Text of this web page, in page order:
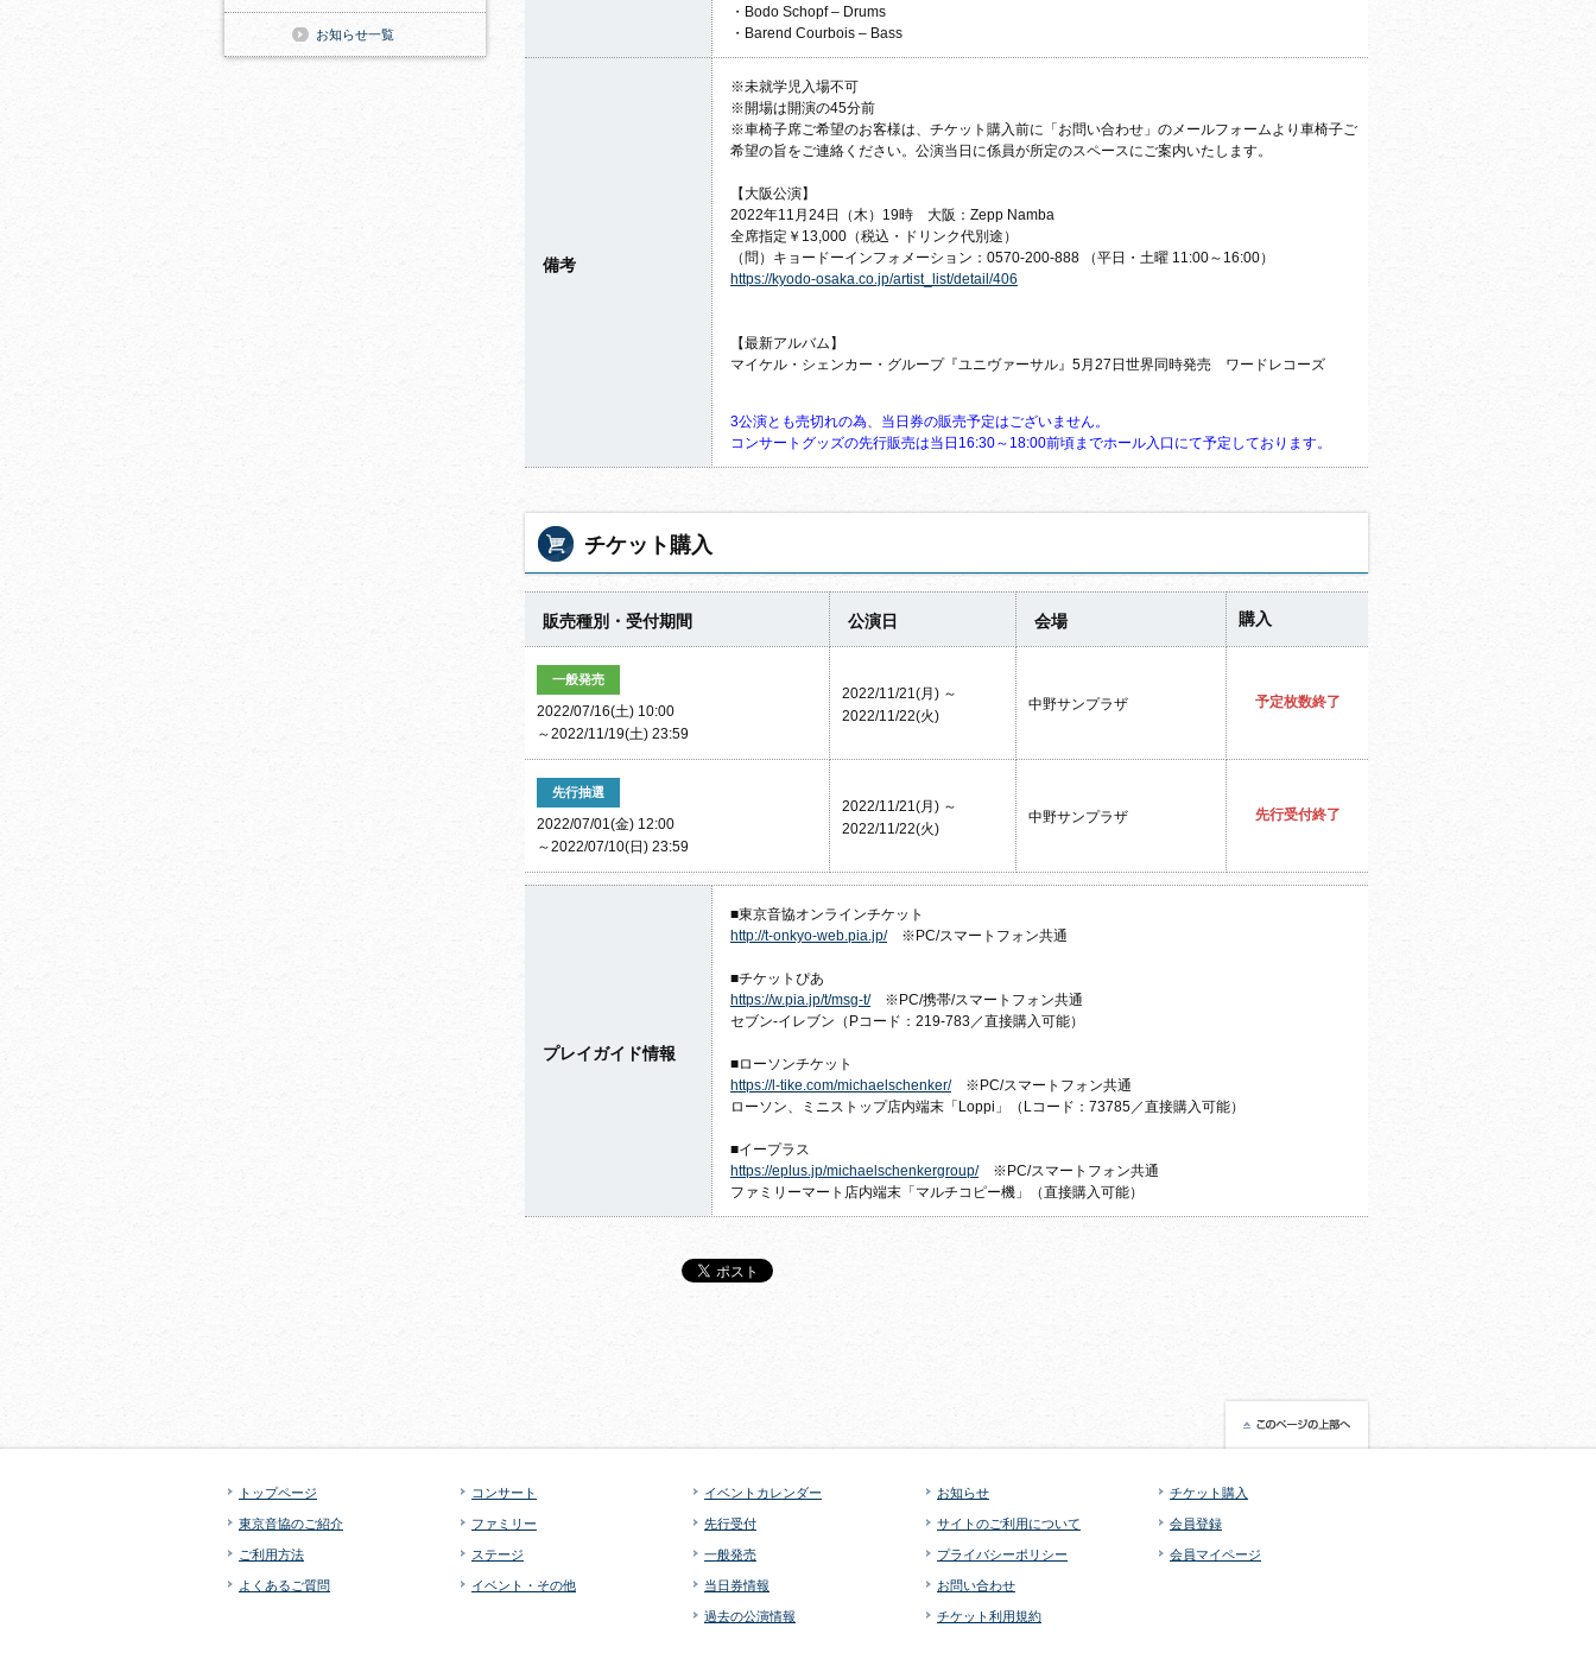
・Bodo Schopf – Drums
・Barend Courbois – Bass
備考
※未就学児入場不可
※開場は開演の45分前
※車椅子席ご希望のお客様は、チケット購入前に「お問い合わせ」 のメールフォームより車椅子ご
希望の旨をご連絡ください。公演当日に係員が所定のスペースにご案内いたします。
【大阪公演】
2022年11月24日（木）19時 大阪：Zepp Namba
全席指定￥13,000（税込・ドリンク代別途）
（問）キョードーインフォメーション：0570-200-888 （平日・土曜 11:00～16:00）
https://kyodo-osaka.co.jp/artist_list/detail/406
【最新アルバム】
マイケル・シェンカー・グループ『ユニヴァーサル』 5月27日世界同時発売 ワードレコーズ
3公演とも売切れの為、当日券の販売予定はございません。
コンサートグッズの先行販売は当日16:30～18:00前頃までホール入口にて予定しております。
チケット購入
販売種別・受付期間 公演日 会場 購入
一般発売
2022/07/16(土) 10:00
～2022/11/19(土) 23:59
2022/11/21(月) ～
2022/11/22(火)
中野サンプラザ 予定枚数終了
先行抽選
2022/07/01(金) 12:00
～2022/07/10(日) 23:59
2022/11/21(月) ～
2022/11/22(火)
中野サンプラザ 先行受付終了
プレイガイド情報
■東京音協オンラインチケット
http://t-onkyo-web.pia.jp/※PC/スマートフォン共通
■チケットぴあ
https://w.pia.jp/t/msg-t/※PC/携帯/スマートフォン共通
セブン-イレブン（Pコード：219‐783／直接購入可能）
■ローソンチケット
https://l-tike.com/michaelschenker/※PC/スマートフォン共通
ローソン、ミニストップ店内端末「Loppi」（Lコード： 73785／直接購入可能）
■イープラス
https://eplus.jp/michaelschenkergroup/※PC/スマートフォン共通
ファミリーマート店内端末「マルチコピー機」（直接購入可能）
お知らせ一覧
トップページ
東京音協のご紹介
ご利用方法
よくあるご質問
コンサート
ファミリー
ステージ
イベント・その他
イベントカレンダー
先行受付
一般発売
当日券情報
過去の公演情報
お知らせ
サイトのご利用について
プライバシーポリシー
お問い合わせ
チケット利用規約
チケット購入
会員登録
会員マイページ